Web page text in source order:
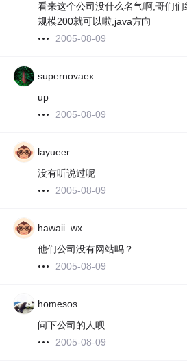
看来这个公司没什么名气啊,哥们
规模200就可以啦,java方向
2005-08-09
supernovaex
up
2005-08-09
layueer
没有听说过呢
2005-08-09
hawaii_wx
他们公司没有网站吗？
2005-08-09
homesos
问下公司的人呗
2005-08-09